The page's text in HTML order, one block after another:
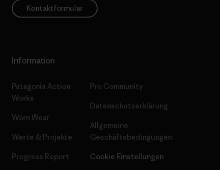
Kontaktformular
Information
Patagonia Action
Works
Worn Wear
Werte & Projekte
Progress Report
Pro Community
Datenschutzerklärung
Allgemeine
Geschäftsbedingungen
Cookie Einstellungen